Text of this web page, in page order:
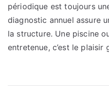
périodique est toujours
diagnostic annuel assure
la structure. Une piscine
entretenue, c’est le plaisir